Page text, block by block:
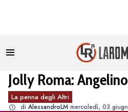
Jolly Roma:
La penna degli Altri
di AlessandroLM mercoledì, 03